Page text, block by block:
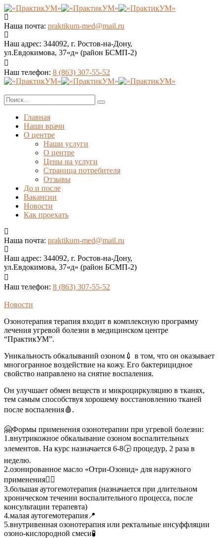
Наша почта: praktikum-med@mail.ru
Наш адрес: 344092, г. Ростов-на-Дону,
ул.Евдокимова, 37«д» (район БСМП-2)
Наш телефон: 8 (863) 307-55-52
Главная
Наши врачи
О центре
Наши услуги
О центре
Цены на услуги
Страница потребителя
Отзывы
До и после
Вакансии
Новости
Как проехать
Наша почта: praktikum-med@mail.ru
Наш адрес: 344092, г. Ростов-на-Дону,
ул.Евдокимова, 37«д» (район БСМП-2)
Наш телефон: 8 (863) 307-55-52
Новости
Озонотерапия терапия входит в комплексную программу
лечения угревой болезни в медицинском центре
“ПрактикУМ”.
Уникальность обкалываний озоном💉 в том, что он оказывает
многогранное воздействие на кожу. Его бактерицидное
свойство направлено на снятие воспаления.
Он улучшает обмен веществ и микроциркуляцию в тканях,
тем самым способствуя хорошему восстановлению тканей
после воспаления🩸.
🤗Формы применения озонотерапии при угревой болезни:
1.внутрикожное обкалывание озоном воспалительных
элементов. На курс назначается 6-8🕞 процедур, 2 раза в
неделю.
2.озонированное масло «Отри-Озонид» для наружного
применения🧘‍♀️
3.большая аутогемотерапия (назначается при длительном
хроническом течении воспалительного процесса, после
консультации терапевта)
4.малая аутогемотерапия📍
5.внутривенная озонотерапия или ректальные инсуффляции
озоно-кислородной смеси🧪